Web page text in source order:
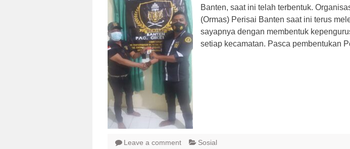
Banten, saat ini telah terbentuk.
(Ormas) Perisai Banten saat ini terus
sayapnya dengan membentuk
setiap kecamatan. Pasca pembentukan
Leave a comment Sosial